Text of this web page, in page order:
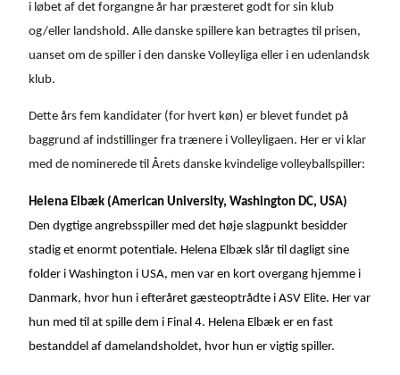
i løbet af det forgangne år har præsteret godt for sin klub
og/eller landshold. Alle danske spillere kan betragtes til prisen,
uanset om de spiller i den danske Volleyliga eller i en udenlandsk
klub.
Dette års fem kandidater (for hvert køn) er blevet fundet på
baggrund af indstillinger fra trænere i Volleyligaen. Her er vi klar
med de nominerede til Årets danske kvindelige volleyballspiller:
Helena Elbæk (American University, Washington DC, USA)
Den dygtige angrebsspiller med det høje slagpunkt besidder
stadig et enormt potentiale. Helena Elbæk slår til dagligt sine
folder i Washington i USA, men var en kort overgang hjemme i
Danmark, hvor hun i efteråret gæsteoptrådte i ASV Elite. Her var
hun med til at spille dem i Final 4. Helena Elbæk er en fast
bestanddel af damelandsholdet, hvor hun er vigtig spiller.